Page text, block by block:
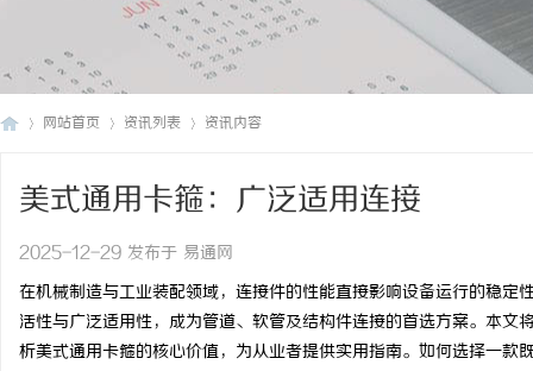
网站首页 资讯列表 资讯内容
美式通用卡箍：广泛适用连接
2025-12-29 发布于 易通网
在机械制造与工业装配领域，连接件的性能直接影响设备运行的稳定
活性与广泛适用性，成为管道、软管及结构件连接的首选方案。本
析美式通用卡箍的核心价值，为从业者提供实用指南。如何选择一